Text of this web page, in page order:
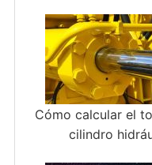
Cómo calcular el
cilindro